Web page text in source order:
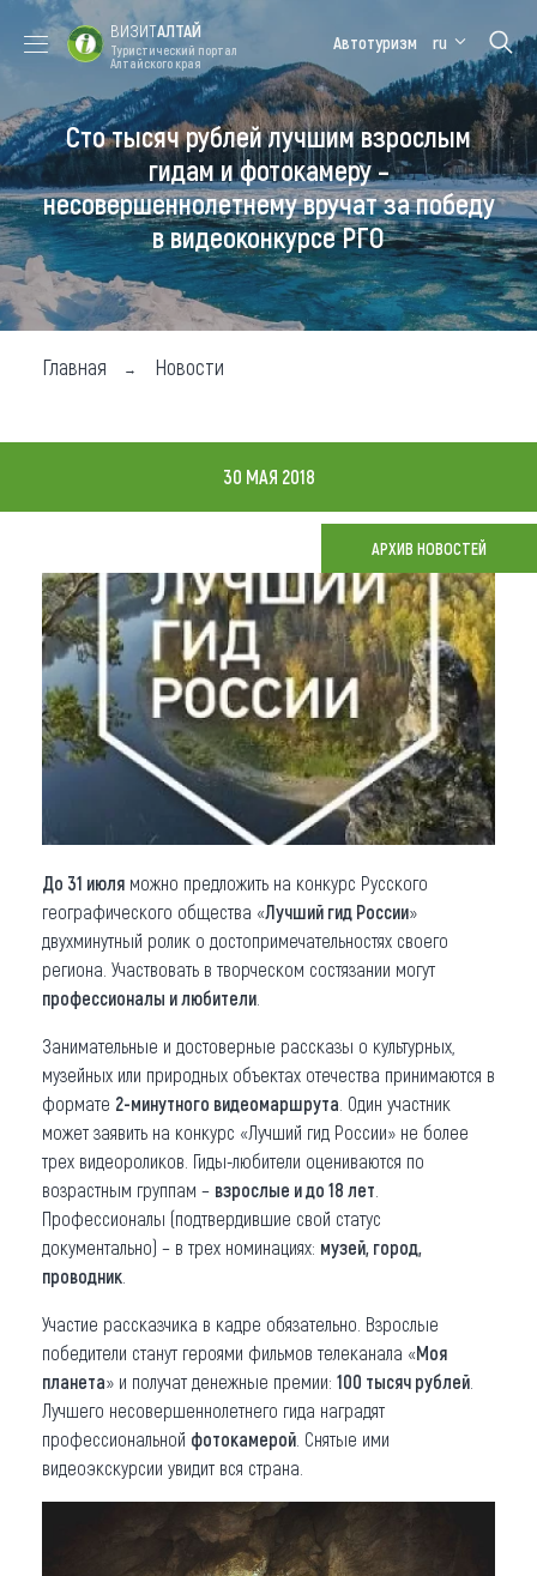
Форум VISIT
ALTAI
Цветение
маральника
Медицинский
форум
Алтайская
зимовка
Туры
Где побывать
Чем заняться
Где остановиться
Что привезти (сувениры)
О регионе
Коллекция впечатлений
Другие рубрики
ВИЗИТАЛТАЙ
Туристический портал
Алтайского края
Автотуризм ru
Сто тысяч рублей лучшим взрослым
гидам и фотокамеру –
несовершеннолетнему вручат за победу
в видеоконкурсе РГО
Главная Новости
30 МАЯ 2018
АРХИВ НОВОСТЕЙ
До 31 июля можно предложить на конкурс Русского
географического общества «Лучший гид России»
двухминутный ролик о достопримечательностях своего
региона. Участвовать в творческом состязании могут
профессионалы и любители
Занимательные и достоверные рассказы о культурных,
музейных или природных объектах отечества принимаются в
формате 2-минутного видеомаршрута . Один участник
может заявить на конкурс «Лучший гид России» не более
трех видеороликов. Гиды-любители оцениваются по
возрастным группам – взрослые и до 18 лет
Профессионалы (подтвердившие свой статус
документально) – в трех номинациях: музей, город,
проводник
Участие рассказчика в кадре обязательно. Взрослые
победители станут героями фильмов телеканала «Моя
планета» и получат денежные премии: 100 тысяч рублей
Лучшего несовершеннолетнего гида наградят
профессиональной фотокамерой . Снятые ими
видеоэкскурсии увидит вся страна.